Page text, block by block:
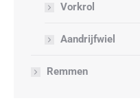
Vorkrol
Aandrijfwiel
Remmen